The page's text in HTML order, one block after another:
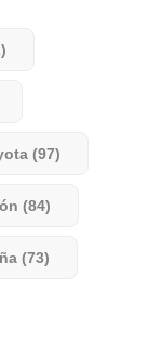
(97)
(84)
(73)